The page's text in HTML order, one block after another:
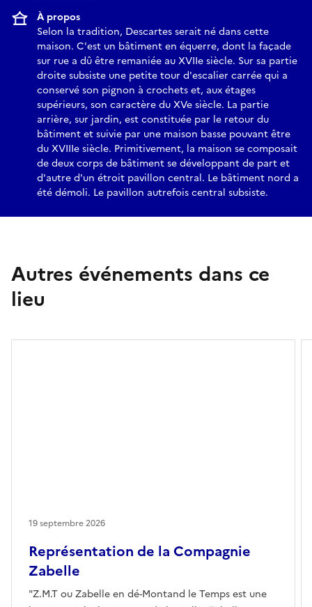
À propos
Selon la tradition, Descartes serait né dans cette
maison. C'est un bâtiment en équerre, dont la façade
sur rue a dû être remaniée au XVIIe siècle. Sur sa partie
droite subsiste une petite tour d'escalier carrée qui a
conservé son pignon à crochets et, aux étages
supérieurs, son caractère du XVe siècle. La partie
arrière, sur jardin, est constituée par le retour du
bâtiment et suivie par une maison basse pouvant être
du XVIIIe siècle. Primitivement, la maison se composait
de deux corps de bâtiment se développant de part et
d'autre d'un étroit pavillon central. Le bâtiment nord a
été démoli. Le pavillon autrefois central subsiste.
Autres événements dans ce
lieu
Représentation de la Compagnie
Zabelle
"Z.M.T ou Zabelle en dé-Montand le Temps est une
19 septembre 2026